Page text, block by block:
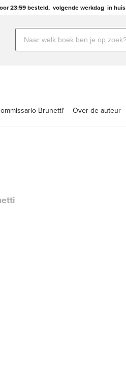
23:59 besteld, volgende werkdagin huis
Zoeken
naar
Brunetti' Over de auteur